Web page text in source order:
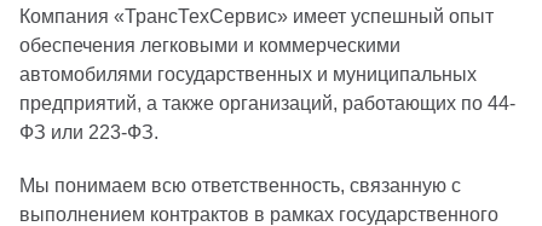
Компания «ТрансТехСервис» имеет успешный опыт
обеспечения легковыми и коммерческими
автомобилями государственных и муниципальных
предприятий, а также организаций, работающих по 44-
ФЗ или 223-ФЗ.
Мы понимаем всю ответственность, связанную с
выполнением контрактов в рамках государственного